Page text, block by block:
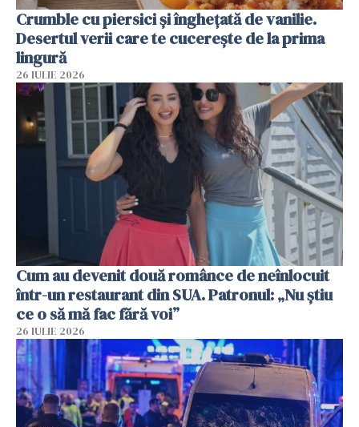
Crumble cu piersici și înghețată de vanilie.
Desertul verii care te cucerește de la prima
lingură
26 IULIE 2026
Cum au devenit două românce de neînlocuit
într-un restaurant din SUA. Patronul: „Nu știu
ce o să mă fac fără voi”
26 IULIE 2026